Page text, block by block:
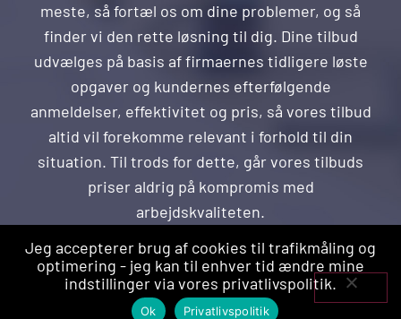
Indhent tilbud
meste, så fortæl os om dine problemer, og så
finder vi den rette løsning til dig. Dine tilbud
udvælges på basis af firmaernes tidligere løste
opgaver og kundernes efterfølgende
anmeldelser, effektivitet og pris, så vores tilbud
altid vil forekomme relevant i forhold til din
situation. Til trods for dette, går vores tilbuds
priser aldrig på kompromis med
arbejdskvaliteten.
Jeg accepterer brug af cookies til trafikmåling og
optimering - jeg kan til enhver tid ændre mine
indstillinger via vores privatlivspolitik.
Ok Privatlivspolitik